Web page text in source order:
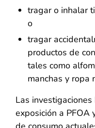
tragar o inhalar
o
tragar
productos de
tales como
manchas y ropa
Las
exposición a PFOA